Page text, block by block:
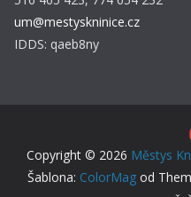
um@mestyskninice.cz
IDDS: qaeb8ny
Copyright © 2026 Městys
Šablona: ColorMagod